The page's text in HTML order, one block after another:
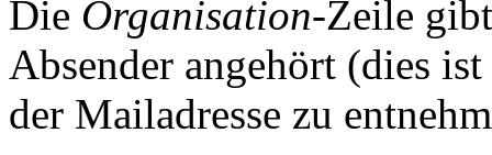
Die Organisation-Zeile
Absender angehört (dies
der Mailadresse zu